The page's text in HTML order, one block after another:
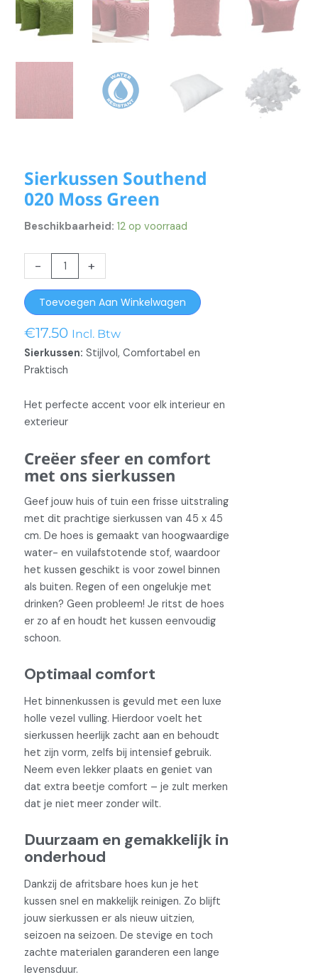
Sierkussen Southend
020 Moss Green
€17.50 Incl. Btw
Beschikbaarheid: 12 op voorraad
-
Sierkussen
Southend
020
Moss
Green
aantal
+
Toevoegen Aan Winkelwagen
Sierkussen: Stijlvol, Comfortabel en
Praktisch
Het perfecte accent voor elk interieur en
exterieur
Creëer sfeer en comfort
met ons sierkussen
Geef jouw huis of tuin een frisse uitstraling
met dit prachtige sierkussen van 45 x 45
cm. De hoes is gemaakt van hoogwaardige
water- en vuilafstotende stof, waardoor
het kussen geschikt is voor zowel binnen
als buiten. Regen of een ongelukje met
drinken? Geen probleem! Je ritst de hoes
er zo af en houdt het kussen eenvoudig
schoon.
Optimaal comfort
Het binnenkussen is gevuld met een luxe
holle vezel vulling. Hierdoor voelt het
sierkussen heerlijk zacht aan en behoudt
het zijn vorm, zelfs bij intensief gebruik.
Neem even lekker plaats en geniet van
dat extra beetje comfort – je zult merken
dat je niet meer zonder wilt.
Duurzaam en gemakkelijk in
onderhoud
Dankzij de afritsbare hoes kun je het
kussen snel en makkelijk reinigen. Zo blijft
jouw sierkussen er als nieuw uitzien,
seizoen na seizoen. De stevige en toch
zachte materialen garanderen een lange
levensduur.